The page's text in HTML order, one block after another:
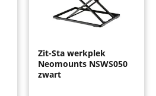
Zit-Sta werkplek
Neomounts NSWS050
zwart